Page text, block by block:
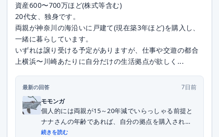
資産600〜700万ほど(株式等含む)
20代女、独身です。
両親が神奈川の海沿いに戸建て(現在築3年ほど)を購入し、
一緒に暮らしています。
いずれは譲り受ける予定がありますが、仕事や交遊の都合
上横浜〜川崎あたりに自分だけの生活拠点が欲しく...
最新の回答
7日前
モモンガ
個人的には両親が15～20年減でいらっしゃる前提と
ナナさんの年齢であれば、自分の拠点を購入される
こ...
続きを読む